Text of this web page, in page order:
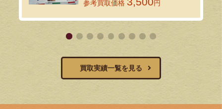
参考買取価格 円
買取実績一覧を見る